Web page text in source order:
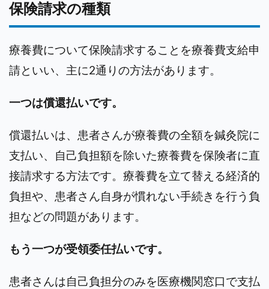
保険請求の種類
療養費について保険請求することを療養費支給申
請といい、主に2通りの方法があります。
一つは償還払いです。
償還払いは、患者さんが療養費の全額を鍼灸院に
支払い、自己負担額を除いた療養費を保険者に直
接請求する方法です。療養費を立て替える経済的
負担や、患者さん自身が慣れない手続きを行う負
担などの問題があります。
もう一つが受領委任払いです。
患者さんは自己負担分のみを医療機関窓口で支払